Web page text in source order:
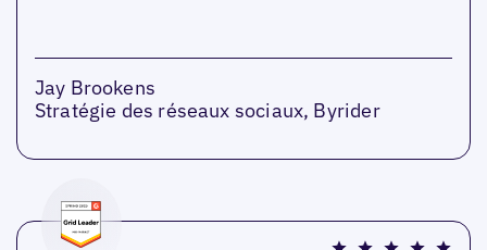
Jay Brookens
Stratégie des réseaux sociaux, Byrider